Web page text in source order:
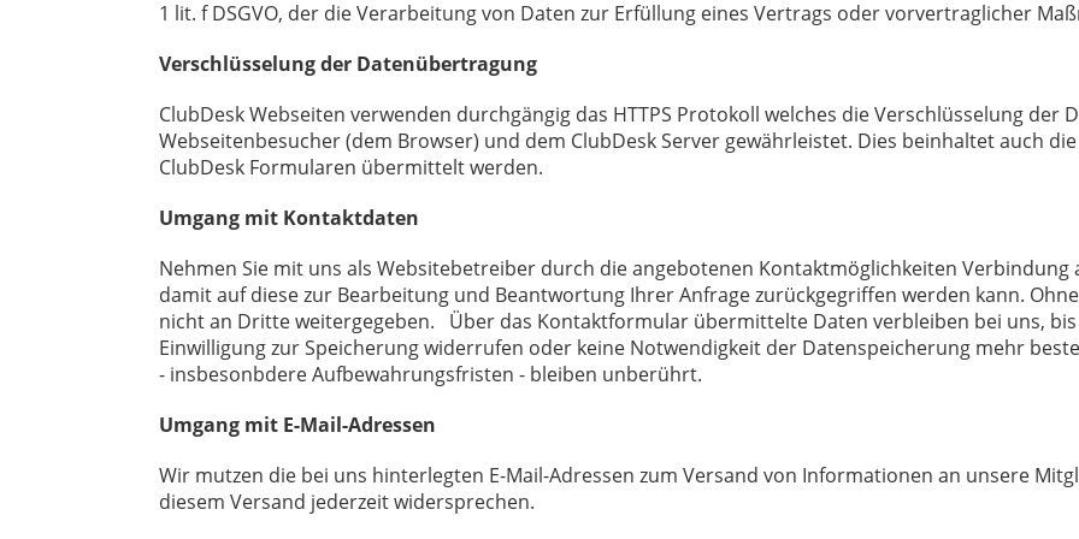
1 lit. f DSGVO, der die Verarbeitung von Daten zur Erfüllung eines Vertrags oder vorvertraglicher
Verschlüsselung der Datenübertragung
ClubDesk Webseiten verwenden durchgängig das HTTPS Protokoll welches die Verschlüsselung der
Webseitenbesucher (dem Browser) und dem ClubDesk Server gewährleistet. Dies beinhaltet auch
ClubDesk Formularen übermittelt werden.
Umgang mit Kontaktdaten
Nehmen Sie mit uns als Websitebetreiber durch die angebotenen Kontaktmöglichkeiten Verbindung
damit auf diese zur Bearbeitung und Beantwortung Ihrer Anfrage zurückgegriffen werden kann.
nicht an Dritte weitergegeben. Über das Kontaktformular übermittelte Daten verbleiben bei uns,
Einwilligung zur Speicherung widerrufen oder keine Notwendigkeit der Datenspeicherung mehr
- insbesonbdere Aufbewahrungsfristen - bleiben unberührt.
Umgang mit E-Mail-Adressen
Wir mutzen die bei uns hinterlegten E-Mail-Adressen zum Versand von Informationen an unsere
diesem Versand jederzeit widersprechen.